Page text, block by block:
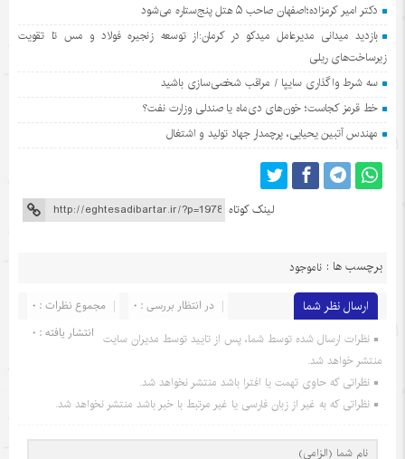
دکتر امیر کرمزاده؛اصفهان صاحب ۵ هتل پنج‌ستاره می‌شود
بازدید میدانی مدیرعامل میدکو در کرمان:از توسعه زنجیره فولاد و مس تا تقویت
زیرساخت‌های ریلی
سه شرط واگذاری سایپا / مراقب شخصی‌سازی باشید
خط قرمز کجاست؛ خون‌های دی‌ماه یا صندلی وزارت نفت؟
مهندس آتبین یحیایی، پرچمدار جهاد تولید و اشتغال
لینک کوتاه
برچسب ها : ناموجود
ارسال نظر شما مجموع نظرات : 0
در انتظار بررسی : 0
انتشار یافته : 0 نظرات ارسال شده توسط شما، پس از تایید توسط مدیران سایت
منتشر خواهد شد.
نظراتی که حاوی تهمت یا افترا باشد منتشر نخواهد شد.
نظراتی که به غیر از زبان فارسی یا غیر مرتبط با خبر باشد منتشر نخواهد شد.